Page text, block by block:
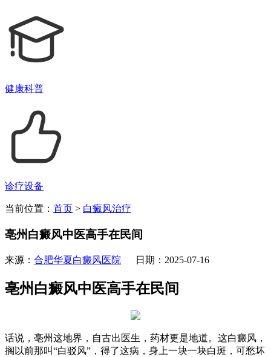
健康科普
诊疗设备
当前位置： 首页 > 白癜风治疗
亳州白癜风中医高手在民间
来源： 合肥华夏白癜风医院 日期：2025-07-16
亳州白癜风中医高手在民间
话说，亳州这地界，自古出医生，药材更是地道。这白癜风，
搁以前那叫“白驳风”，得了这病，身上一块一块白斑，可愁坏